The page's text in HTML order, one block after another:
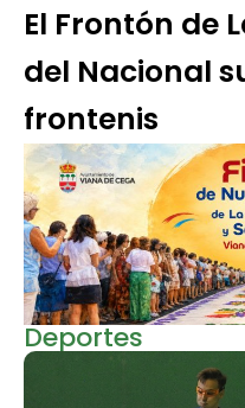
El Frontón de
del Nacional
frontenis
Deportes